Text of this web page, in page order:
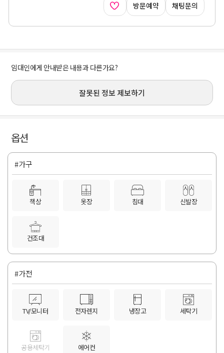
방문예약 채팅문의
임대인에게 안내받은 내용과 다른가요?
잘못된 정보 제보하기
옵션
#가구
책상 옷장 침대 신발장
건조대
#가전
TV/모니터 전자렌지 냉장고 세탁기
공용세탁기 에어컨